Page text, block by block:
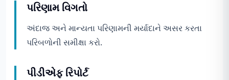
પરિણામ વિગતો
અંદાજ અને માન્યતા પરિણામની મર્યાદાને અસર કરતા
પરિબળોની સમીક્ષા કરો.
પીડીએફ રિપોર્ટ